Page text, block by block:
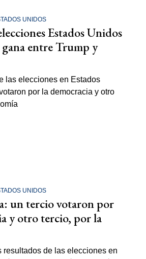
UNIDOS
Estados Unidos
entre Trump y
UNIDOS
un tercio votaron por
y otro tercio, por la